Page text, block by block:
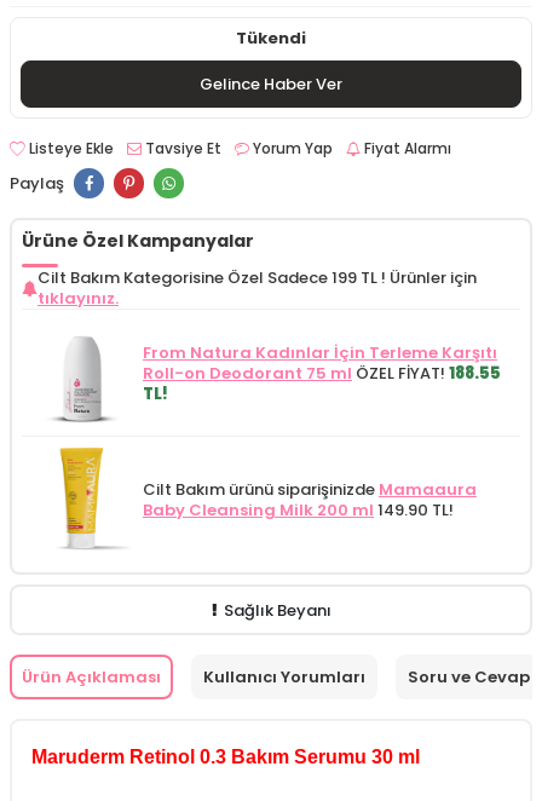
Tükendi
Gelince Haber Ver
Listeye Ekle Tavsiye Et Yorum Yap Fiyat Alarmı
Paylaş
Ürüne Özel Kampanyalar
Cilt Bakım Kategorisine Özel Sadece 199 TL ! Ürünler için
tıklayınız.
From Natura Kadınlar İçin Terleme Karşıtı
Roll-on Deodorant 75 ml ÖZEL FİYAT! 188.55
TL!
Cilt Bakım ürünü siparişinizde Mamaaura
Baby Cleansing Milk 200 ml 149.90 TL!
Sağlık Beyanı
Ürün Açıklaması Kullanıcı Yorumları Soru ve Cevap
Maruderm Retinol 0.3 Bakım Serumu 30 ml